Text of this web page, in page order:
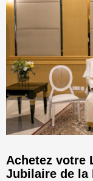
Achetez votre
Jubilaire de la